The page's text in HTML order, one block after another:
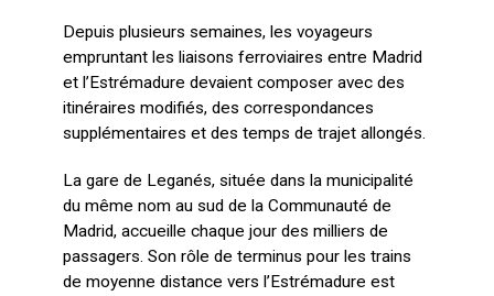
Depuis plusieurs semaines, les voyageurs
empruntant les liaisons ferroviaires entre Madrid
et l’Estrémadure devaient composer avec des
itinéraires modifiés, des correspondances
supplémentaires et des temps de trajet allongés.
La gare de Leganés, située dans la municipalité
du même nom au sud de la Communauté de
Madrid, accueille chaque jour des milliers de
passagers. Son rôle de terminus pour les trains
de moyenne distance vers l’Estrémadure est